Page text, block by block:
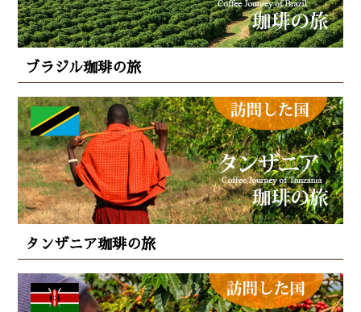
ブラジル珈琲の旅
タンザニア珈琲の旅